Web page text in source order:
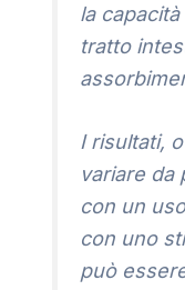
la
tratto
I risultati,
variare da
con un
con uno
può